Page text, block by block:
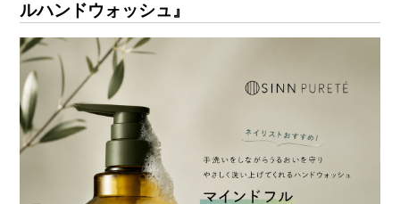
ルハンドウォッシュ』